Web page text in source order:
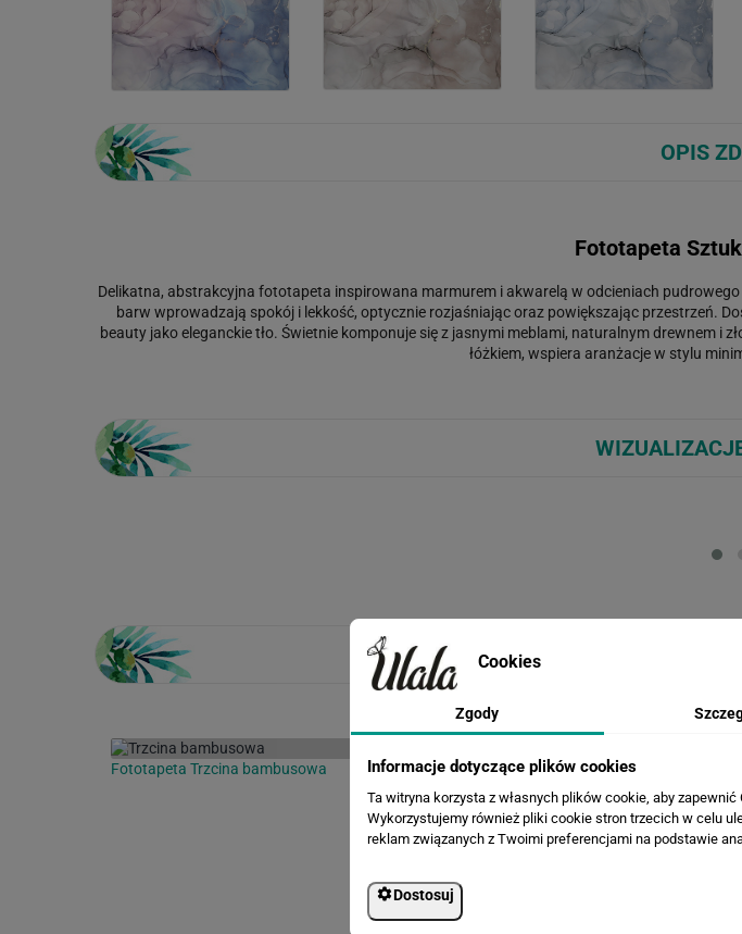
OPIS
Fototapeta
Delikatna, abstrakcyjna fototapeta inspirowana marmurem i akwarelą w odcieniach pudrowego
barw wprowadzają spokój i lekkość, optycznie rozjaśniając oraz powiększając przestrzeń.
beauty jako eleganckie tło. Świetnie komponuje się z jasnymi meblami, naturalnym drewnem
łóżkiem, wspiera aranżacje w stylu
Fototapeta Trzcina bambusowa Fototapeta Liście na betonowej
Cookies
Zgody
Informacje dotyczące plików cookies
Ta witryna korzysta z własnych plików cookie, aby
Wykorzystujemy również pliki cookie stron trzecich w celu
reklam związanych z Twoimi preferencjami na podstawie
Dostosuj